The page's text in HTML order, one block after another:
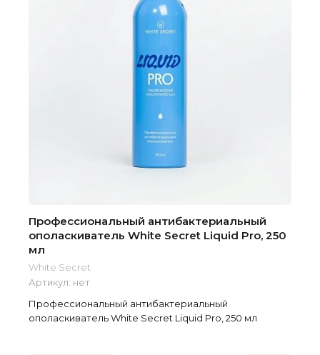
Профессиональный антибактериальный
ополаскиватель White Secret Liquid Pro, 250
мл
White Secret
Артикул: нет
Профессиональный антибактериальный
ополаскиватель White Secret Liquid Pro, 250 мл